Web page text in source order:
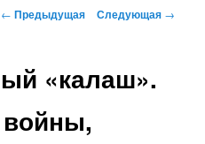
Навигация
← Предыдущая Следующая →
«калаш».